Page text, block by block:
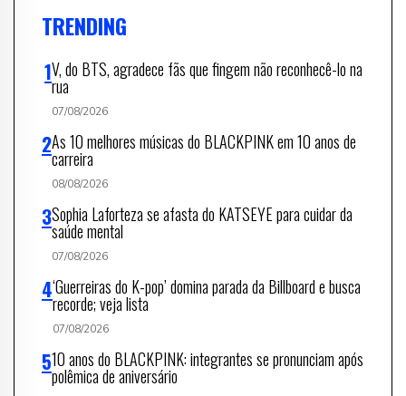
TRENDING
V, do BTS, agradece fãs que fingem não reconhecê-lo na
rua
07/08/2026
As 10 melhores músicas do BLACKPINK em 10 anos de
carreira
08/08/2026
Sophia Laforteza se afasta do KATSEYE para cuidar da
saúde mental
07/08/2026
‘Guerreiras do K-pop’ domina parada da Billboard e busca
recorde; veja lista
07/08/2026
10 anos do BLACKPINK: integrantes se pronunciam após
polêmica de aniversário